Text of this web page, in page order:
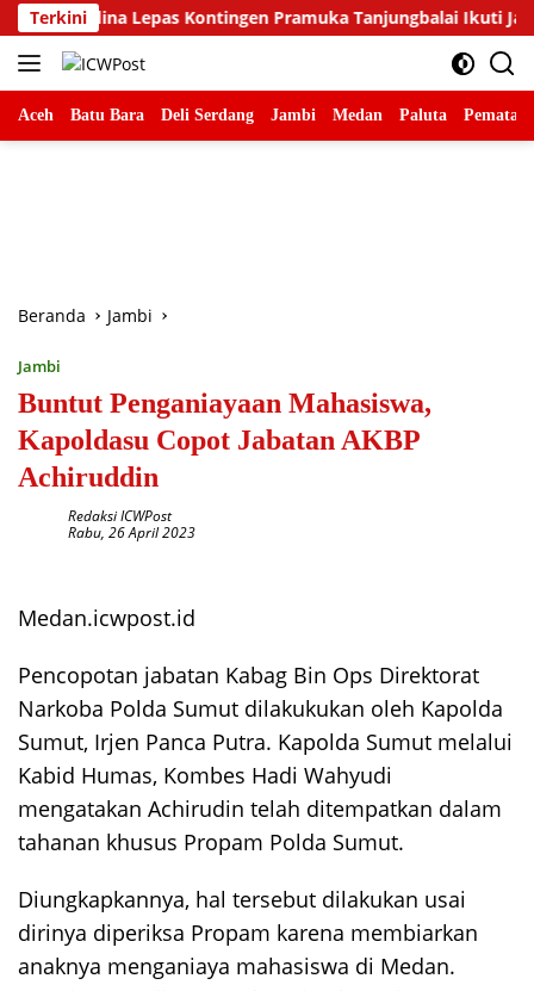
Langsung
ke
konten
Terkini
Abdina Lepas Kontingen Pramuka Tanjungbalai Ikuti Jamnas
Aceh Batu Bara Deli Serdang Jambi Medan Paluta
Beranda Jambi
Jambi
Buntut Penganiayaan Mahasiswa,
Kapoldasu Copot Jabatan AKBP
Achiruddin
Redaksi ICWPost
Rabu, 26 April 2023
Medan.icwpost.id
Pencopotan jabatan Kabag Bin Ops Direktorat
Narkoba Polda Sumut dilakukukan oleh Kapolda
Sumut, Irjen Panca Putra. Kapolda Sumut melalui
Kabid Humas, Kombes Hadi Wahyudi
mengatakan Achirudin telah ditempatkan dalam
tahanan khusus Propam Polda Sumut.
Diungkapkannya, hal tersebut dilakukan usai
dirinya diperiksa Propam karena membiarkan
anaknya menganiaya mahasiswa di Medan.